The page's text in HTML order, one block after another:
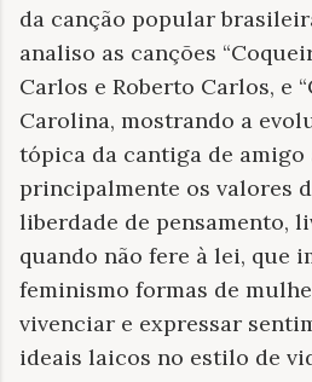
da canção popular
analiso as canções
Carlos e Roberto Carlos, e
Carolina, mostrando a
tópica da cantiga de
principalmente os valores
liberdade de pensamento,
quando não fere à lei, que
feminismo formas de
vivenciar e expressar
ideais laicos no estilo de